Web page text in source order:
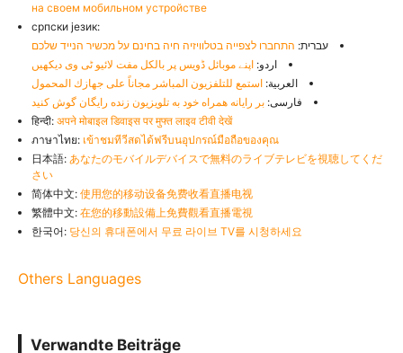
на своем мобильном устройстве
српски језик:
עברית: התחברו לצפייה בטלוויזיה חיה בחינם על מכשיר הנייד שלכם
اردو: اپنے موبائل ڈویس پر بالکل مفت لائیو ٹی وی دیکھیں
العربية: استمع للتلفزيون المباشر مجاناً على جهازك المحمول
فارسی: بر رایانه همراه خود به تلویزیون زنده رایگان گوش کنید
हिन्दी: अपने मोबाइल डिवाइस पर मुफ्त लाइव टीवी देखें
ภาษาไทย: เข้าชมทีวีสดได้ฟรีบนอุปกรณ์มือถือของคุณ
日本語: あなたのモバイルデバイスで無料のライブテレビを視聴してくだ
さい
简体中文: 使用您的移动设备免费收看直播电视
繁體中文: 在您的移動設備上免費觀看直播電視
한국어: 당신의 휴대폰에서 무료 라이브 TV를 시청하세요
Others Languages
Verwandte Beiträge